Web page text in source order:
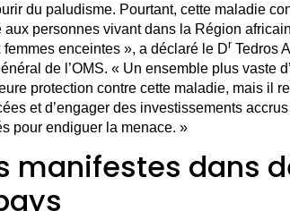
du paludisme. Pourtant, cette maladie
personnes vivant dans la Région
enceintes », a déclaré le Dr Tedros
de l’OMS. « Un ensemble plus vaste
protection contre cette maladie, mais il
et d’engager des investissements
pour endiguer la menace. »
manifestes dans